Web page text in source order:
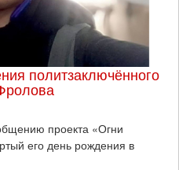
политзаключённого
проекта «Огни
его день рождения в